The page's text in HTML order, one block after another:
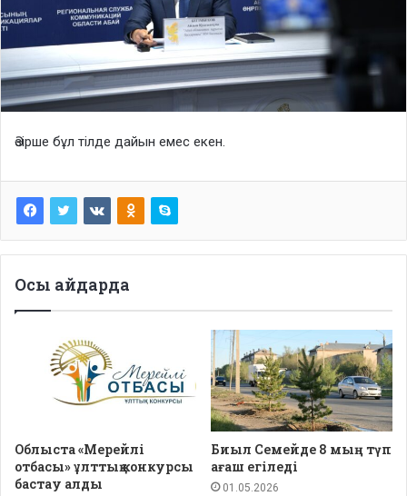
Әзірше бұл тілде дайын емес екен.
Осы айдарда
Облыста «Мерейлі
отбасы» ұлттық конкурсы
бастау алды
Биыл Семейде 8 мың түп
ағаш егіледі
01.05.2026